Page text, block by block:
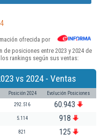
ofrecida por
posiciones entre 2023 y 2024 de
rankings según sus ventas:
vs 2024 - Ventas
Posición 2024 Evolución Posiciones
292.516 60.943
5.114 918
821 125